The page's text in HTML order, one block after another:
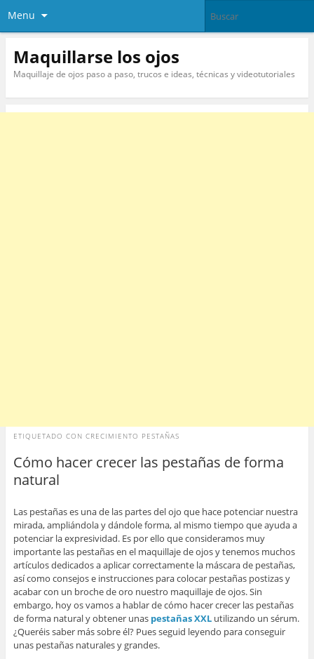
Menu
Maquillarse los ojos
Maquillaje de ojos paso a paso, trucos e ideas, técnicas y videotutoriales
ETIQUETADO CON CRECIMIENTO PESTAÑAS
Cómo hacer crecer las pestañas de forma
natural
Las pestañas es una de las partes del ojo que hace potenciar nuestra
mirada, ampliándola y dándole forma, al mismo tiempo que ayuda a
potenciar la expresividad. Es por ello que consideramos muy
importante las pestañas en el maquillaje de ojos y tenemos muchos
artículos dedicados a aplicar correctamente la máscara de pestañas,
así como consejos e instrucciones para colocar pestañas postizas y
acabar con un broche de oro nuestro maquillaje de ojos. Sin
embargo, hoy os vamos a hablar de cómo hacer crecer las pestañas
de forma natural y obtener unas pestañas XXLutilizando un sérum.
¿Queréis saber más sobre él? Pues seguid leyendo para conseguir
unas pestañas naturales y grandes.